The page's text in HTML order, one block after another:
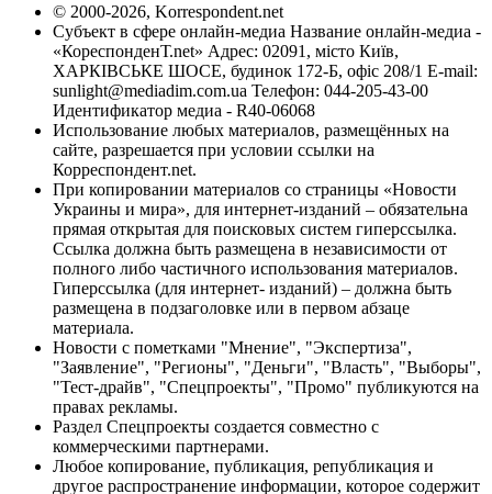
© 2000-2026, Korrespondent.net
Субъект в сфере онлайн-медиа Название онлайн-медиа -
«КореспонденТ.net» Адрес: 02091, місто Київ,
ХАРКІВСЬКЕ ШОСЕ, будинок 172-Б, офіс 208/1 E-mail:
sunlight@mediadim.com.ua Телефон: 044-205-43-00
Идентификатор медиа - R40-06068
Использование любых материалов, размещённых на
сайте, разрешается при условии ссылки на
Корреспондент.net.
При копировании материалов со страницы «Новости
Украины и мира», для интернет-изданий – обязательна
прямая открытая для поисковых систем гиперссылка.
Ссылка должна быть размещена в независимости от
полного либо частичного использования материалов.
Гиперссылка (для интернет- изданий) – должна быть
размещена в подзаголовке или в первом абзаце
материала.
Новости с пометками "Мнение", "Экспертиза",
"Заявление", "Регионы", "Деньги", "Власть", "Выборы",
"Тест-драйв", "Спецпроекты", "Промо" публикуются на
правах рекламы.
Раздел Спецпроекты создается совместно с
коммерческими партнерами.
Любое копирование, публикация, републикация и
другое распространение информации, которое содержит